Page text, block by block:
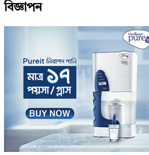
বিজ্ঞাপন